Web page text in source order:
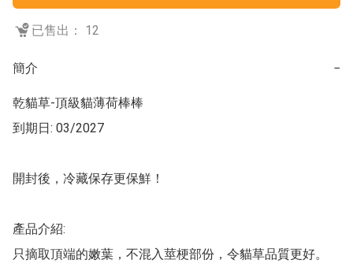
已售出： 12
簡介 −
乾貓草-頂級貓薄荷棒棒
到期日: 03/2027
開封後，冷藏保存更保鮮！
產品介紹:
只摘取頂端的嫩葉，不混入莖梗部份，令貓草品質更好。